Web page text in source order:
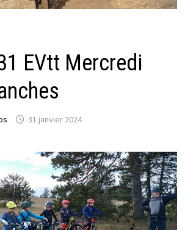
EVtt Mercredi
31 janvier 2024